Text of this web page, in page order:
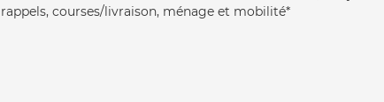
courses/livraison, ménage et mobilité*